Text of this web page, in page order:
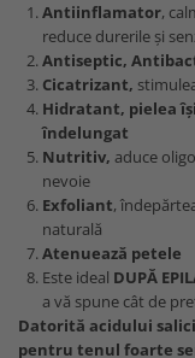
Antiinflamator,
reduce durerile și
Antiseptic,
Cicatrizant,
Hidratant, pielea
îndelungat
Nutritiv, aduce
nevoie
Exfoliant,
naturală
Atenuează petele
Este ideal DUPĂ
a vă spune cât de
Datorită acidului
pentru tenul foarte